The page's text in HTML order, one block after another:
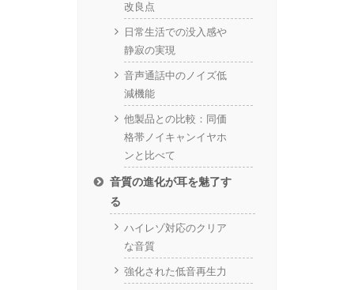
改良点
日常生活での没入感や
静寂の実現
音声通話中のノイズ低
減機能
他製品との比較：同価
格帯ノイキャンイヤホ
ンと比べて
音質の進化が耳を魅了す
る
ハイレゾ対応のクリア
な音質
強化された低音再生力